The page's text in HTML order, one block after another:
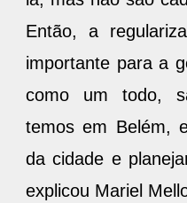
Então, a
importante para a
como um todo,
temos em Belém,
da cidade e
explicou Mariel